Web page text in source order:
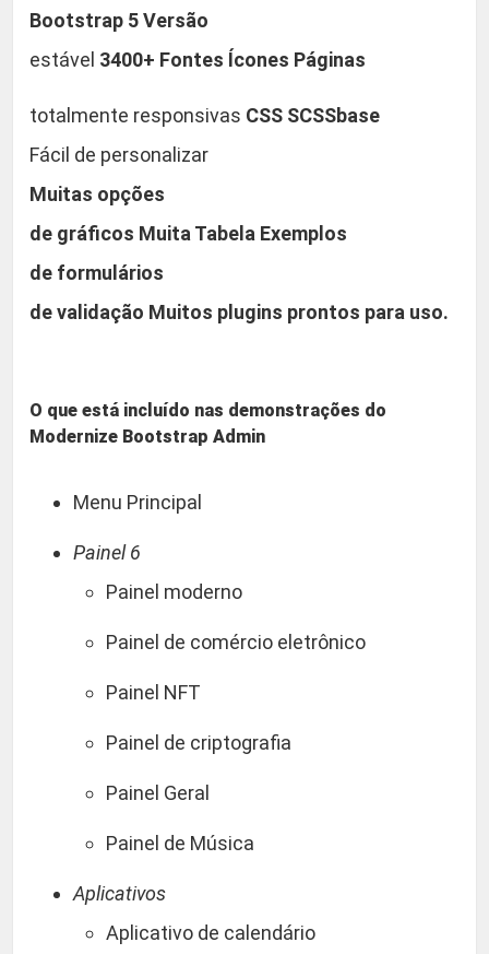
Bootstrap 5 Versão
estável 3400+ Fontes Ícones Páginas
totalmente responsivas CSS SCSSbase
Fácil de personalizar
Muitas opções
de gráficos Muita Tabela Exemplos
de formulários
de validação Muitos plugins prontos para uso.
O que está incluído nas demonstrações do
Modernize Bootstrap Admin
Menu Principal
Painel 6
Painel moderno
Painel de comércio eletrônico
Painel NFT
Painel de criptografia
Painel Geral
Painel de Música
Aplicativos
Aplicativo de calendário